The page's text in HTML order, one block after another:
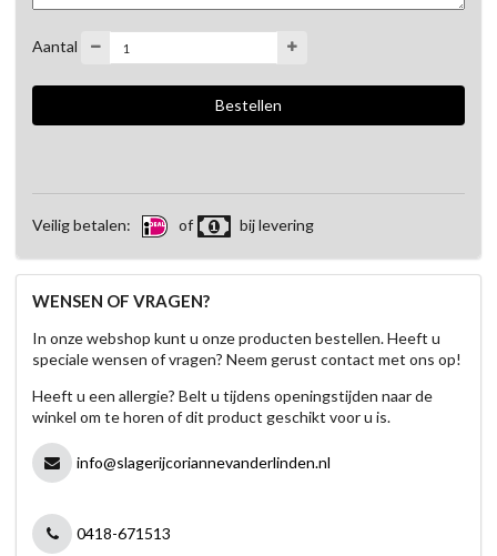
Aantal
Veilig betalen: of bij levering
WENSEN OF VRAGEN?
In onze webshop kunt u onze producten bestellen. Heeft u
speciale wensen of vragen? Neem gerust contact met ons op!
Heeft u een allergie? Belt u tijdens openingstijden naar de
winkel om te horen of dit product geschikt voor u is.
info@slagerijcoriannevanderlinden.nl
0418-671513